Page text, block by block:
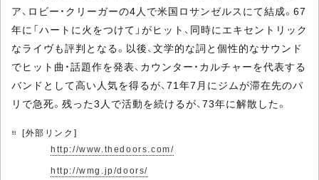
ア、ロビー・クリーガーの4人で米国ロサンゼルスにて結成。67
年に「ハートに火をつけて」がヒット、同時にエキセントリック
なライヴも評判となる。以後、文学的な詞と個性的なサウンド
でヒット曲・話題作を発表、カウンター・カルチャーを代表する
バンドとして高い人気を得るが、71年7月にジムが滞在先のパ
リで急死。残った3人で活動を続けるが、73年に解散した。
[外部リンク]
http://www.thedoors.com/
http://wmg.jp/doors/